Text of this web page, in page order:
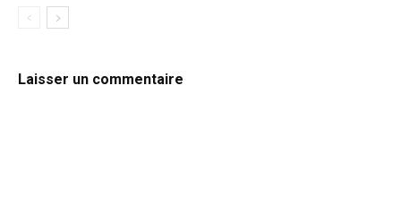
Laisser un commentaire